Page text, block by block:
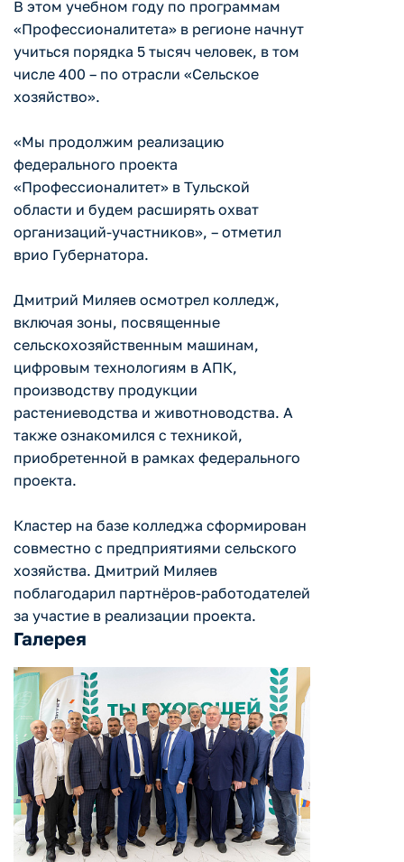
В этом учебном году по программам
«Профессионалитета» в регионе начнут
учиться порядка 5 тысяч человек, в том
числе 400 – по отрасли «Сельское
хозяйство».
«Мы продолжим реализацию
федерального проекта
«Профессионалитет» в Тульской
области и будем расширять охват
организаций-участников», – отметил
врио Губернатора.
Дмитрий Миляев осмотрел колледж,
включая зоны, посвященные
сельскохозяйственным машинам,
цифровым технологиям в АПК,
производству продукции
растениеводства и животноводства. А
также ознакомился с техникой,
приобретенной в рамках федерального
проекта.
Кластер на базе колледжа сформирован
совместно с предприятиями сельского
хозяйства. Дмитрий Миляев
поблагодарил партнёров-работодателей
за участие в реализации проекта.
Галерея